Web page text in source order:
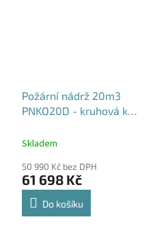
Požární nádrž 20m3
PNKO20D - kruhová k
Skladem
50 990 Kč bez DPH
61 698 Kč
Do košíku